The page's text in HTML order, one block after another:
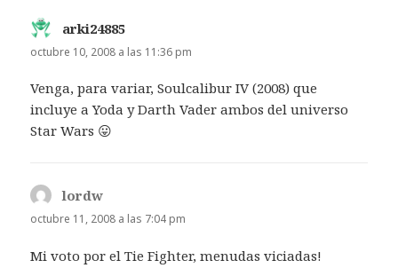
arki24885
octubre 10, 2008 a las 11:36 pm
Venga, para variar, Soulcalibur IV (2008) que
incluye a Yoda y Darth Vader ambos del universo
Star Wars 😛
lordw
octubre 11, 2008 a las 7:04 pm
Mi voto por el Tie Fighter, menudas viciadas!